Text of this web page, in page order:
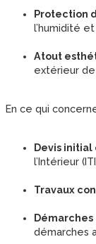
Protection
l’humidité
Atout
extérieur de
En ce qui
Devis initial
l’Intérieur
Travaux
démarches